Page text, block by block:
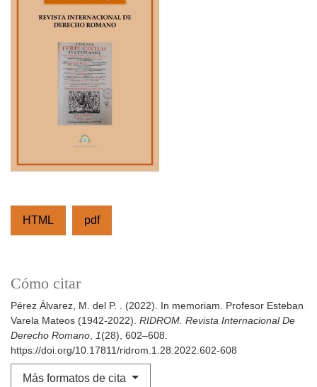
HTML pdf
Cómo citar
Pérez Álvarez, M. del P. . (2022). In memoriam. Profesor Esteban
Varela Mateos (1942-2022). RIDROM. Revista Internacional De
Derecho Romano, 1(28), 602–608.
https://doi.org/10.17811/ridrom.1.28.2022.602-608
Más formatos de cita